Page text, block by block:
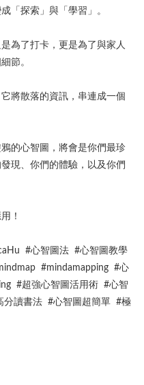
「探索」與「學習」。
為了打卡，更是為了與家人
節。
將散落的資訊，串連成一個
的心智圖，將會是你們最珍
現、你們的體驗，以及你們
！
#心智圖法 #心智圖教學
#mindamapping #心
#超強心智圖活用術 #心智
分讀書法 #心智圖超簡單 #極